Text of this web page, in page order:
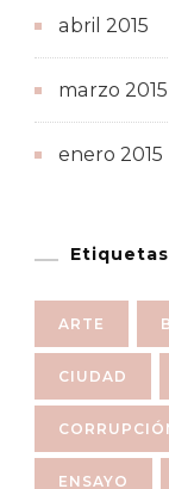
abril 2015
marzo 2015
enero 2015
Etiquetas
ARTE
CIUDAD
ENSAYO